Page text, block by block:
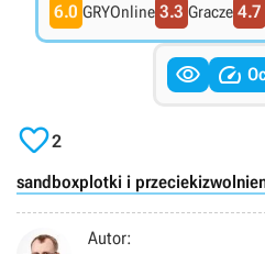
6.0 GRYOnline 3.3 Gracze 4.7
 
2
sandboxplotki i przecieki
Autor: